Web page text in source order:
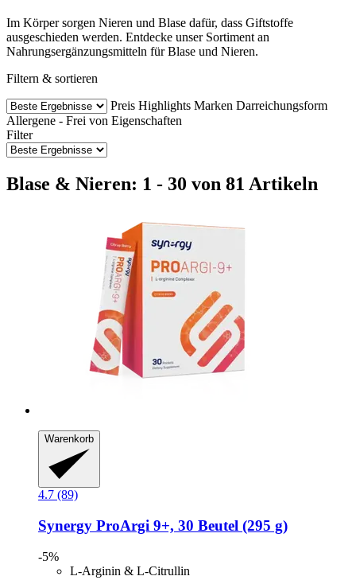
Im Körper sorgen Nieren und Blase dafür, dass Giftstoffe
ausgeschieden werden. Entdecke unser Sortiment an
Nahrungsergänzungsmitteln für Blase und Nieren.
Filtern & sortieren
Preis Highlights Marken Darreichungsform
Allergene - Frei von Eigenschaften
Filter
Blase & Nieren: 1 - 30 von 81 Artikeln
Warenkorb
4.7 (89)
Synergy ProArgi 9+, 30 Beutel (295 g)
-5%
L-Arginin & L-Citrullin